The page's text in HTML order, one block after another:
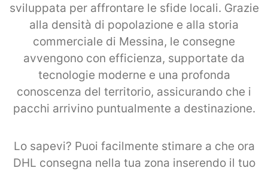
sviluppata per affrontare le sfide locali. Grazie
alla densità di popolazione e alla storia
commerciale di Messina, le consegne
avvengono con efficienza, supportate da
tecnologie moderne e una profonda
conoscenza del territorio, assicurando che i
pacchi arrivino puntualmente a destinazione.
Lo sapevi? Puoi facilmente stimare a che ora
DHL consegna nella tua zona inserendo il tuo